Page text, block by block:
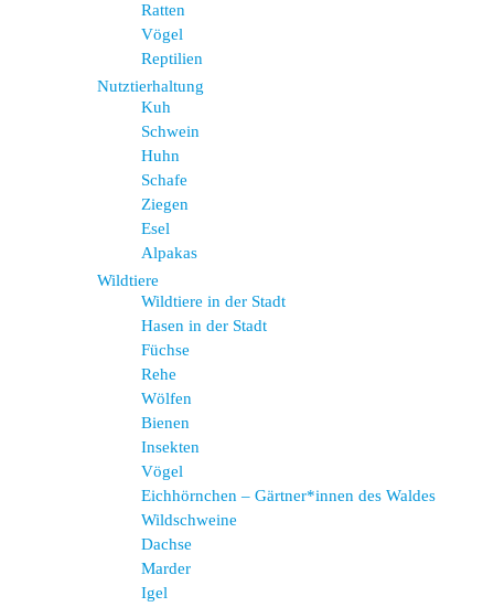
Ratten
Vögel
Reptilien
Nutztierhaltung
Kuh
Schwein
Huhn
Schafe
Ziegen
Esel
Alpakas
Wildtiere
Wildtiere in der Stadt
Hasen in der Stadt
Füchse
Rehe
Wölfen
Bienen
Insekten
Vögel
Eichhörnchen – Gärtner*innen des Waldes
Wildschweine
Dachse
Marder
Igel